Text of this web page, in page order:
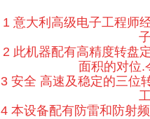
1 意大利高级电子工程师
2 此机器配有高精度转盘
面积的对位.
3 安全 高速及稳定的三位
4 本设备配有防雷和防射